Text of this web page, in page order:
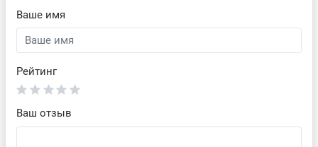
Ваше имя
Рейтинг
Ваш отзыв